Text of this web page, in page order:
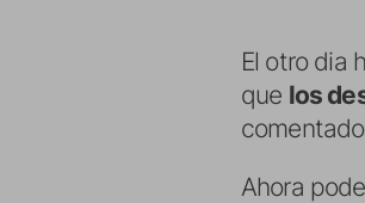
El otro dia
que los
Ahora